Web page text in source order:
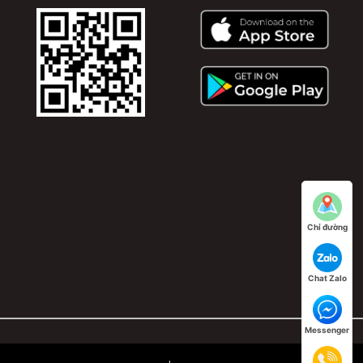
Chỉ đường
Chat Zalo
Messenger